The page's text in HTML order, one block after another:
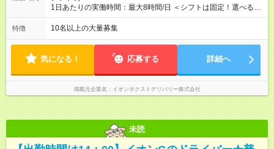
1日あたりの実働時間：最大8時間/日 ＜シフトは固定！選べる勤
務時間＞ （1）05：00～14：00 （2）07：30～16：30 （3）
12：00～21：00 （4）14：00～23：00 ーーーーーーーーーー
気にせず、通勤できます
特徴 10名以上の大量募集
気になる！ 応募する 詳細へ
掲載元企業名 イオンネクストデリバリー株式会社
未読